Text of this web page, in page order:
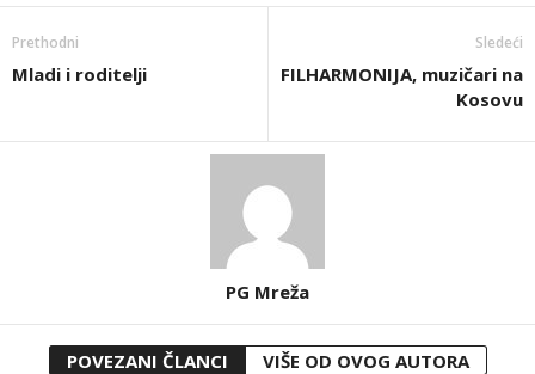
Prethodni
Mladi i roditelji
Sledeći
FILHARMONIJA, muzičari na
Kosovu
PG Mreža
POVEZANI ČLANCI VIŠE OD OVOG AUTORA